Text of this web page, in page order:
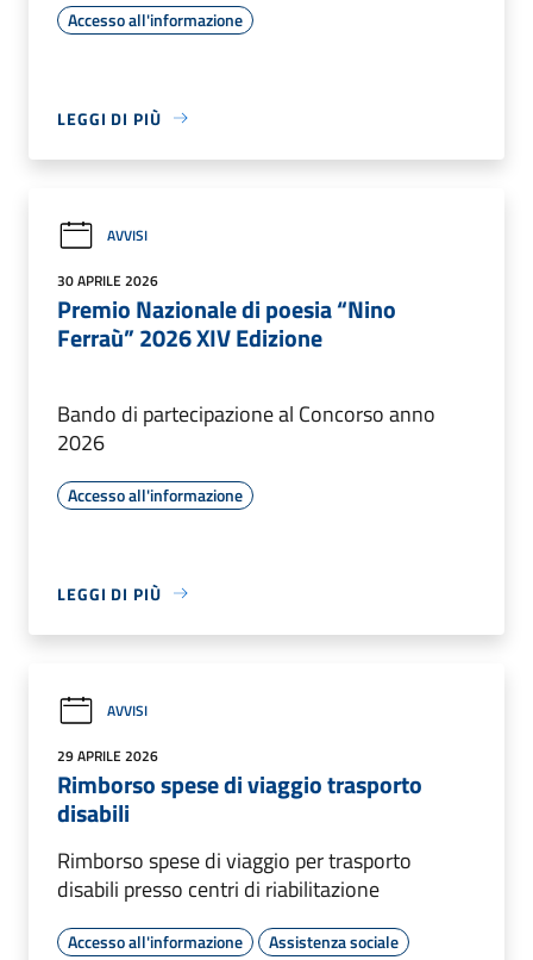
Accesso all'informazione
LEGGI DI PIÙ
AVVISI
30 APRILE 2026
Premio Nazionale di poesia “Nino
Ferraù” 2026 XIV Edizione
Bando di partecipazione al Concorso anno
2026
Accesso all'informazione
LEGGI DI PIÙ
AVVISI
29 APRILE 2026
Rimborso spese di viaggio trasporto
disabili
Rimborso spese di viaggio per trasporto
disabili presso centri di riabilitazione
Accesso all'informazione Assistenza sociale